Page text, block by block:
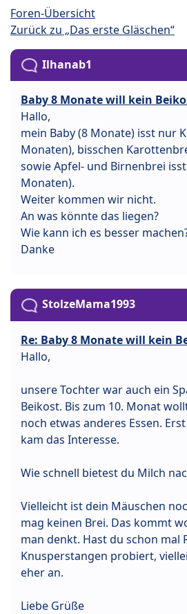
Foren-Übersicht
Zurück zu „Das erste Gläschen“
Ilhanab1
Baby 8 Monate will kein
Hallo,
mein Baby (8 Monate) isst nur
Monaten), bisschen
sowie Apfel- und Birnenbrei
Monaten).
Weiter kommen wir nicht.
An was könnte das liegen?
Wie kann ich es besser
Danke
StolzeMama1993
Re: Baby 8 Monate will kein
Hallo,
unsere Tochter war auch ein
Beikost. Bis zum 10. Monat
noch etwas anderes Essen.
kam das Interesse.
Wie schnell bietest du Milch
Vielleicht ist dein Mäuschen
mag keinen Brei. Das kommt
man denkt. Hast du schon mal
Knusperstangen probiert,
eher an.
Liebe Grüße